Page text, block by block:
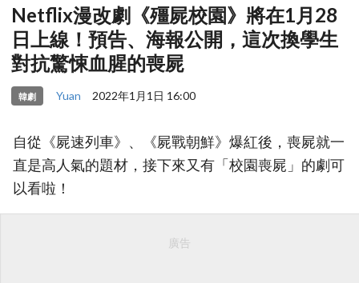
Netflix漫改劇《殭屍校園》將在1月28
日上線！預告、海報公開，這次換學生
對抗驚悚血腥的喪屍
韓劇 Yuan 2022年1月1日 16:00
自從《屍速列車》、《屍戰朝鮮》爆紅後，喪屍就一
直是高人氣的題材，接下來又有「校園喪屍」的劇可
以看啦！
廣告